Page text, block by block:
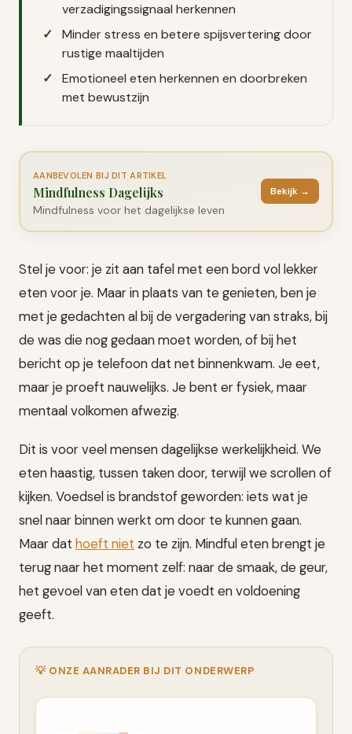
verzadigingssignaal herkennen
Minder stress en betere spijsvertering door
rustige maaltijden
Emotioneel eten herkennen en doorbreken
met bewustzijn
AANBEVOLEN BIJ DIT ARTIKEL
Mindfulness Dagelijks
Mindfulness voor het dagelijkse leven
Bekijk →
Stel je voor: je zit aan tafel met een bord vol lekker
eten voor je. Maar in plaats van te genieten, ben je
met je gedachten al bij de vergadering van straks, bij
de was die nog gedaan moet worden, of bij het
bericht op je telefoon dat net binnenkwam. Je eet,
maar je proeft nauwelijks. Je bent er fysiek, maar
mentaal volkomen afwezig.
Dit is voor veel mensen dagelijkse werkelijkheid. We
eten haastig, tussen taken door, terwijl we scrollen of
kijken. Voedsel is brandstof geworden: iets wat je
snel naar binnen werkt om door te kunnen gaan.
Maar dat hoeft niet zo te zijn. Mindful eten brengt je
terug naar het moment zelf: naar de smaak, de geur,
het gevoel van eten dat je voedt en voldoening
geeft.
💡 ONZE AANRADER BIJ DIT ONDERWERP